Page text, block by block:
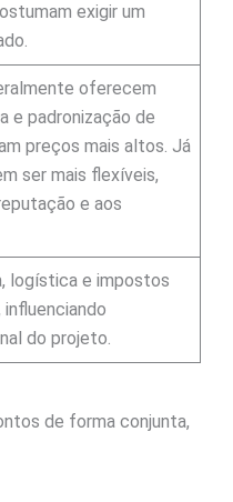
exigir um
oferecem
e padronização de
preços mais altos. Já
ser mais flexíveis,
e aos
logística e impostos
do projeto.
de forma conjunta,